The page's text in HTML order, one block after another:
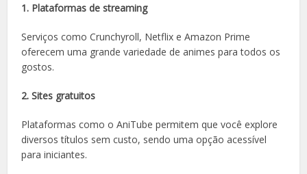
1. Plataformas de streaming
Serviços como Crunchyroll, Netflix e Amazon Prime
oferecem uma grande variedade de animes para todos os
gostos.
2. Sites gratuitos
Plataformas como o AniTube permitem que você explore
diversos títulos sem custo, sendo uma opção acessível
para iniciantes.